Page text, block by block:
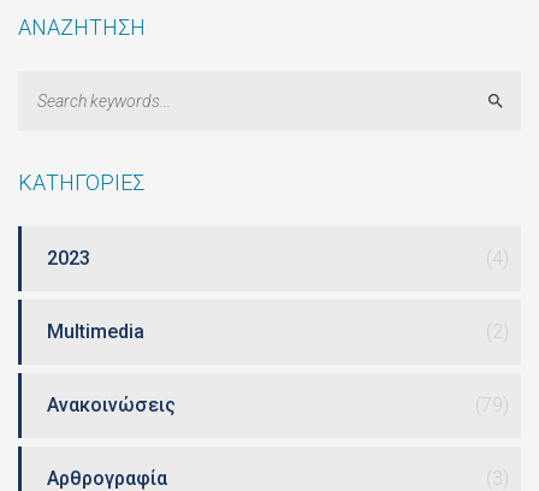
ΑΝΑΖΗΤΗΣΗ
ΚΑΤΗΓΟΡΙΕΣ
2023 (4)
Multimedia (2)
Ανακοινώσεις (79)
Αρθρογραφία (3)